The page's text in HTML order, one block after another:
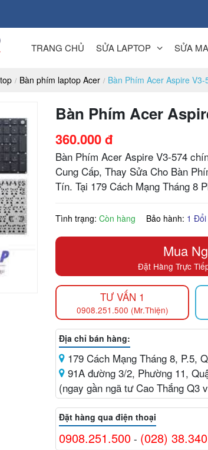
TRANG CHỦ SỬA LAPTOP SỬA
Bàn phím laptop Acer Bàn Phím Acer Aspire V3-
Bàn Phím Acer
360.000 đ
Bàn Phím Acer Aspire V3-574
Cung Cấp, Thay Sửa Cho Bàn
Tín. Tại 179 Cách Mạng Tháng 8
Tình trạng:Còn hàng Bảo hành: 1 Đổi
Mua
Đặt Hàng Trực
TƯ VẤN 1
0908.251.500 (Mr.Thiện)
Địa chỉ bán hàng:
179 Cách Mạng Tháng 8, P.5,
91A đường 3/2, Phường 11,
(ngay gần ngã tư Cao Thắng Q3
Đặt hàng qua điện thoại
0908.251.500 - (028)